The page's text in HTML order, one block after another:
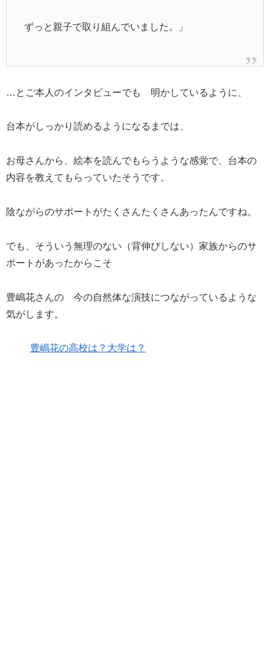
ずっと親子で取り組んでいました。」
…とご本人のインタビューでも 明かしているように、
台本がしっかり読めるようになるまでは、
お母さんから、絵本を読んでもらうような感覚で、台本の
内容を教えてもらっていたそうです。
陰ながらのサポートがたくさんたくさんあったんですね。
でも、そういう無理のない（背伸びしない）家族からのサ
ポートがあったからこそ
豊嶋花さんの 今の自然体な演技につながっているような
気がします。
豊嶋花の高校は？大学は？